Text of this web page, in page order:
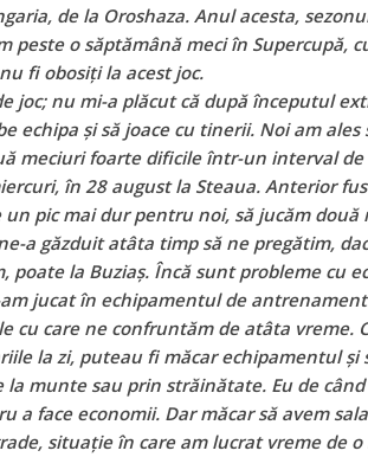
de la Oroshaza. Anul acesta,
peste o săptămână meci în Supercupă,
fi obosiți la acest joc.
joc; nu mi-a plăcut că după începutul
echipa și să joace cu tinerii. Noi am
meciuri foarte dificile într-un interval
în 28 august la Steaua. Anterior
un pic mai dur pentru noi, să jucăm
a găzduit atâta timp să ne pregătim,
poate la Buziaș. Încă sunt probleme cu
jucat în echipamentul de
cu care ne confruntăm de atâta vreme.
la zi, puteau fi măcar echipamentul și
la munte sau prin străinătate. Eu de
a face economii. Dar măcar să avem
situație în care am lucrat vreme de